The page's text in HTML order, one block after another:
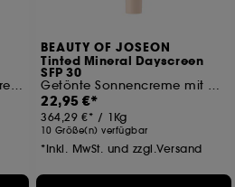
Reis & Probiotika Sonnencreme
BEAUTY OF JOSEON
Tinted Mineral Dayscreen
SFP 30
Getönte Sonnencreme mit Ceramide
22,95 €
364,29 € / 1Kg
10 Größe(n) verfügbar
*Inkl. MwSt. und zzgl.Versand